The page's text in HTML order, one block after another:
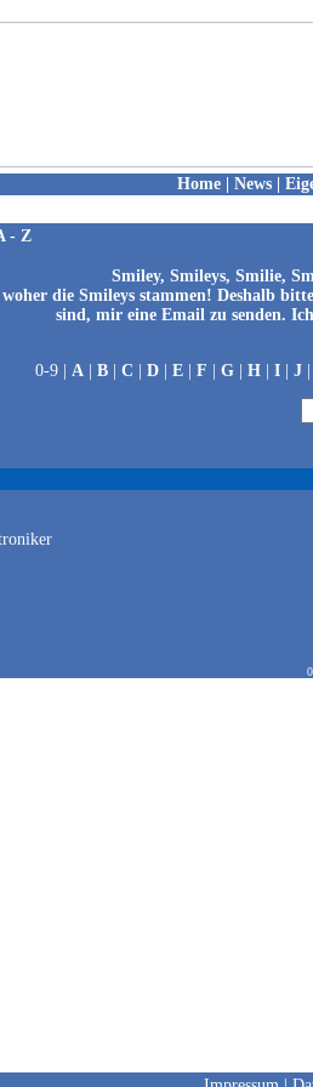
Home News
- Z
Smiley, Smileys, Smilie,
die Smileys stammen! Deshalb
sind, mir eine Email zu senden.
0-9 | A| B| C D| E| F G| H| I| J|